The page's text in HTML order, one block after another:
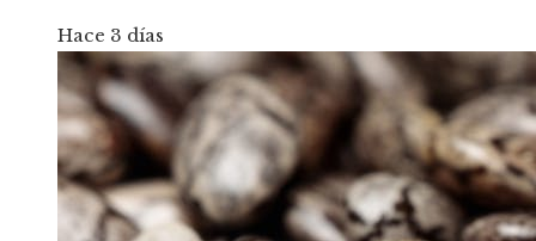
Hace 3 días